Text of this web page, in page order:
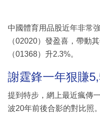
中國體育用品股近年非常
（02020）發盈喜，帶動
（01368）升2.3%。
謝霆鋒一年狠賺
提到特步，網上最近瘋傳
波20年前後合影的對比照。